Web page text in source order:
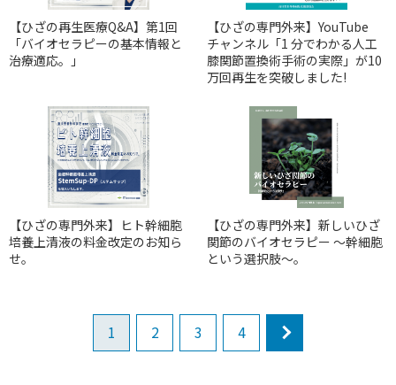
【ひざの再生医療Q&A】第1回
「バイオセラピーの基本情報と
治療適応。」
【ひざの専門外来】YouTube
チャンネル「1 分でわかる人工
膝関節置換術手術の実際」が10
万回再生を突破しました!
【ひざの専門外来】ヒト幹細胞
培養上清液の料金改定のお知ら
せ。
【ひざの専門外来】新しいひざ
関節のバイオセラピー 〜幹細胞
という選択肢〜。
1 2 3 4